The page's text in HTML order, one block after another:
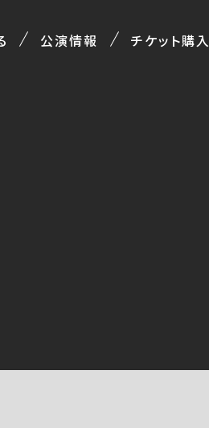
公演情報 チケット購入